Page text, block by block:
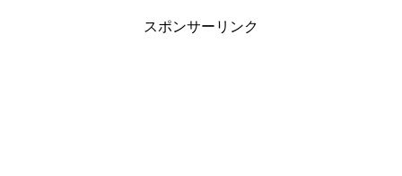
スポンサーリンク